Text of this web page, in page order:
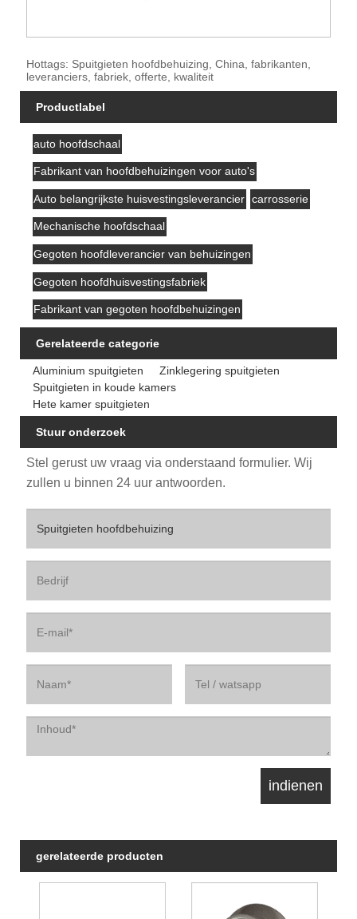
Hottags: Spuitgieten hoofdbehuizing, China, fabrikanten,
leveranciers, fabriek, offerte, kwaliteit
Productlabel
auto hoofdschaal
Fabrikant van hoofdbehuizingen voor auto's
Auto belangrijkste huisvestingsleverancier carrosserie
Mechanische hoofdschaal
Gegoten hoofdleverancier van behuizingen
Gegoten hoofdhuisvestingsfabriek
Fabrikant van gegoten hoofdbehuizingen
Gerelateerde categorie
Aluminium spuitgieten
Zinklegering spuitgieten
Spuitgieten in koude kamers
Hete kamer spuitgieten
Stuur onderzoek
Stel gerust uw vraag via onderstaand formulier. Wij
zullen u binnen 24 uur antwoorden.
gerelateerde producten